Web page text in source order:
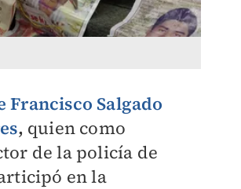
Francisco Salgado
, quien como
de la policía de
en la